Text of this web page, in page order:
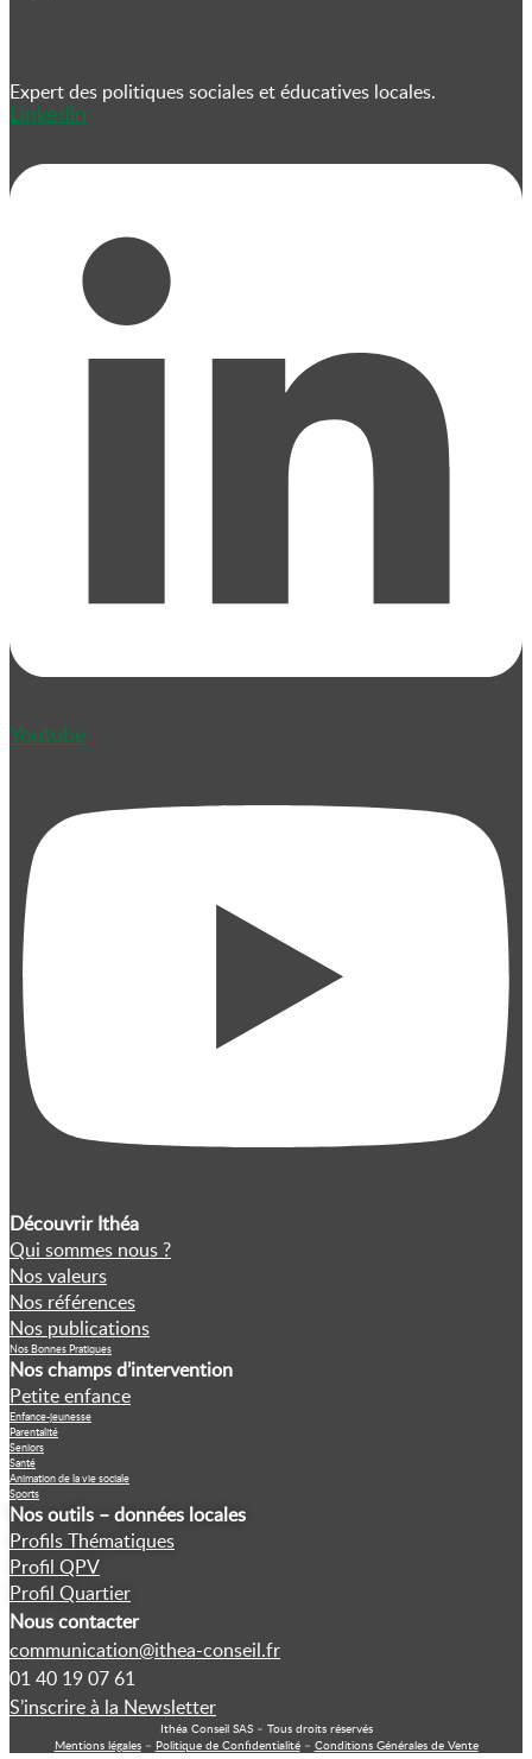
Expert des politiques sociales et éducatives locales.
Linkedin
Youtube
Découvrir Ithéa
Qui sommes nous ?
Nos valeurs
Nos références
Nos publications
Nos Bonnes Pratiques
Nos champs d’intervention
Petite enfance
Enfance-jeunesse
Parentalité
Seniors
Santé
Animation de la vie sociale
Sports
Nos outils – données locales
Profils Thématiques
Profil QPV
Profil Quartier
Nous contacter
communication@ithea-conseil.fr
01 40 19 07 61
S’inscrire à la Newsletter
Ithéa Conseil SAS – Tous droits réservés
Mentions légales– Politique de Confidentialité– Conditions Générales de Vente